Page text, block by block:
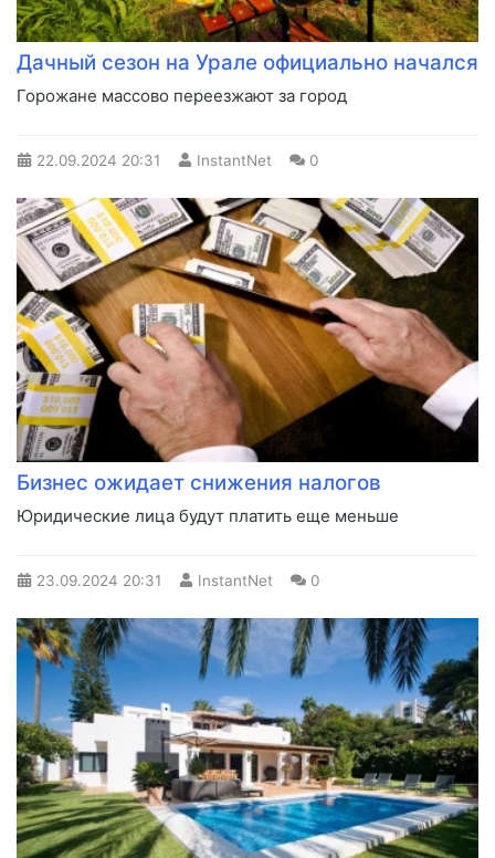
Дачный сезон на Урале официально начался
Горожане массово переезжают за город
22.09.2024 20:31 InstantNet 0
Бизнес ожидает снижения налогов
Юридические лица будут платить еще меньше
23.09.2024 20:31 InstantNet 0